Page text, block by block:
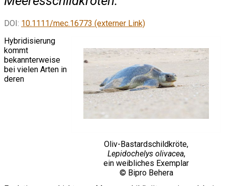
DOI: 10.1111/mec.16773 (externer Link)
Oliv-Bastardschildkröte,
Lepidochelys olivacea,
ein weibliches Exemplar
© Bipro Behera
Hybridisierung
kommt
bekannterweise
bei vielen Arten in
deren